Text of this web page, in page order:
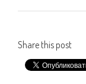
Share this post